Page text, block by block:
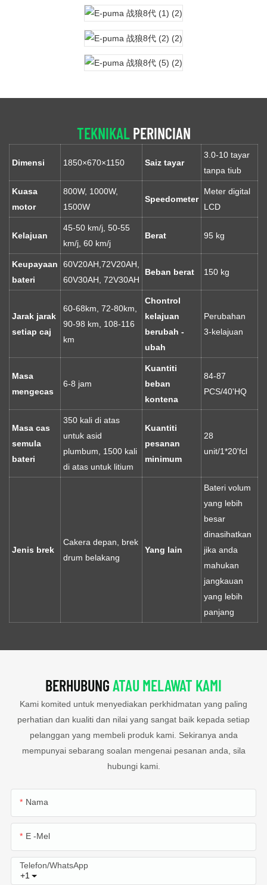
TEKNIKALPERINCIAN
Dimensi 1850×670×1150 Saiz tayar
3.0-10 tayar
tanpa tiub
Kuasa
motor
800W, 1000W,
1500W
Speedometer
Meter digital
LCD
Kelajuan
45-50 km/j, 50-55
km/j, 60 km/j
Berat 95 kg
Keupayaan
bateri
60V20AH,72V20AH,
60V30AH, 72V30AH
Beban berat 150 kg
Jarak jarak
setiap caj
60-68km, 72-80km,
90-98 km, 108-116
km
Chontrol
kelajuan
berubah -
ubah
Perubahan
3-kelajuan
Masa
mengecas
6-8 jam
Kuantiti
beban
kontena
84-87
PCS/40'HQ
Masa cas
semula
bateri
350 kali di atas
untuk asid
plumbum, 1500 kali
di atas untuk litium
Kuantiti
pesanan
minimum
28
unit/1*20'fcl
Jenis brek
Cakera depan, brek
drum belakang
Yang lain
Bateri volum
yang lebih
besar
dinasihatkan
jika anda
mahukan
jangkauan
yang lebih
panjang
BERHUBUNGATAU MELAWAT KAMI
Kami komited untuk menyediakan perkhidmatan yang paling
perhatian dan kualiti dan nilai yang sangat baik kepada setiap
pelanggan yang membeli produk kami. Sekiranya anda
mempunyai sebarang soalan mengenai pesanan anda, sila
hubungi kami.
Nama
E -mel
+1
Telefon/WhatsApp